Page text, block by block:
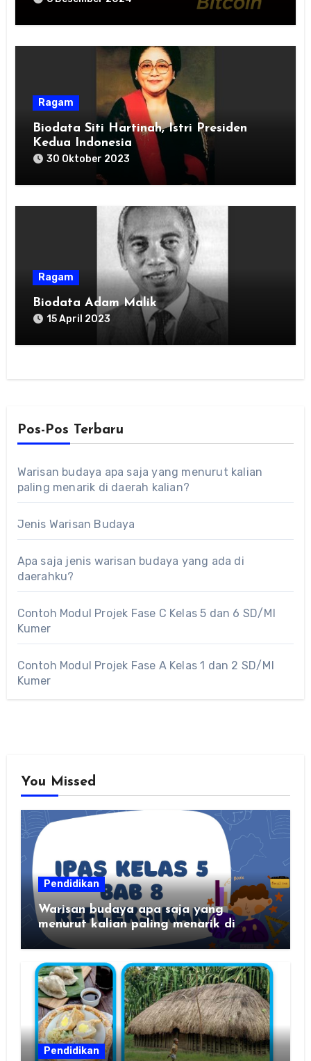
Ragam
Biodata Siti Hartinah, Istri Presiden
Kedua Indonesia
30 Oktober 2023
Ragam
Biodata Adam Malik
15 April 2023
Pos-Pos Terbaru
Warisan budaya apa saja yang menurut kalian
paling menarik di daerah kalian?
Jenis Warisan Budaya
Apa saja jenis warisan budaya yang ada di
daerahku?
Contoh Modul Projek Fase C Kelas 5 dan 6 SD/MI
Kumer
Contoh Modul Projek Fase A Kelas 1 dan 2 SD/MI
Kumer
You Missed
Pendidikan
Warisan budaya apa saja yang
menurut kalian paling menarik di
Pendidikan